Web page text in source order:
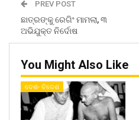
PREV POST
ଛାତ୍ରଙ୍କୁ ରେଗିଂ ମାମଲା, ୩
ଅଭିଯୁକ୍ତ ନିର୍ଦୋଷ
You Might Also Like
ଦେଶ- ବିଦେଶ